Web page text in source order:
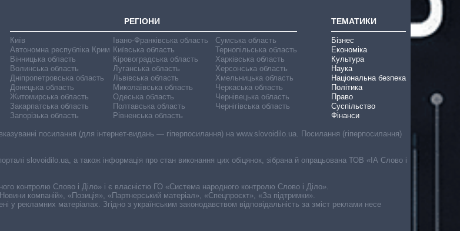
РЕГІОНИ
Київ
Автономна республіка Крим
Вінницька область
Волинська область
Дніпропетровська область
Донецька область
Житомирська область
Закарпатська область
Запорізька область
Івано-Франківська область
Київська область
Кіровоградська область
Луганська область
Львівська область
Миколаївська область
Одеська область
Полтавська область
Рівненська область
Сумська область
Тернопільська область
Харківська область
Херсонська область
Хмельницька область
Черкаська область
Чернівецька область
Чернігівська область
ТЕМАТИКИ
Бізнес
Економіка
Культура
Наука
Національна безпека
Політика
Право
Суспільство
Фінанси
посилання (для інтернет-видань — гіперпосилання) на www.slovoidilo.ua. Посилання (гіперпосилання)
slovoidilo.ua, а також інформація про стан виконання цих обіцянок, зібрана й опрацьована ТОВ «ІА Слово і
контролю Слово і Діло» і є власністю ГО «Система народного контролю Слово і Діло».
компаній», «Позиція», «Партнерський матеріал», «Спецпроєкт», «За підтримки».
у рекламних матеріалах. Згідно з українським законодавством відповідальність за зміст реклами несе